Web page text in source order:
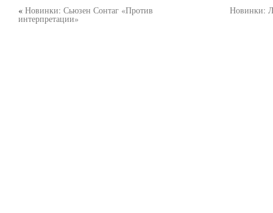
« Новинки: Сьюзен Сонтаг «Против
интерпретации»
Новинки: